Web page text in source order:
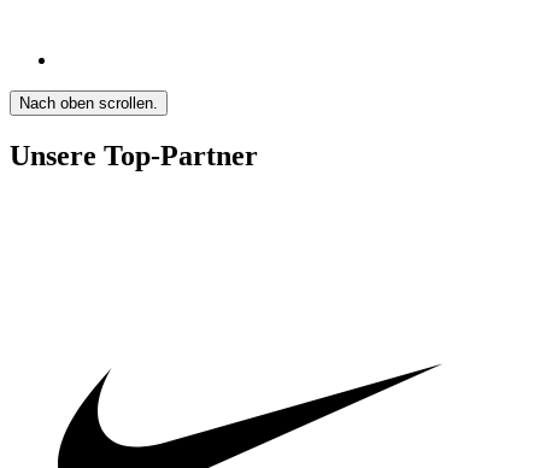
Nach oben scrollen.
Unsere Top-Partner